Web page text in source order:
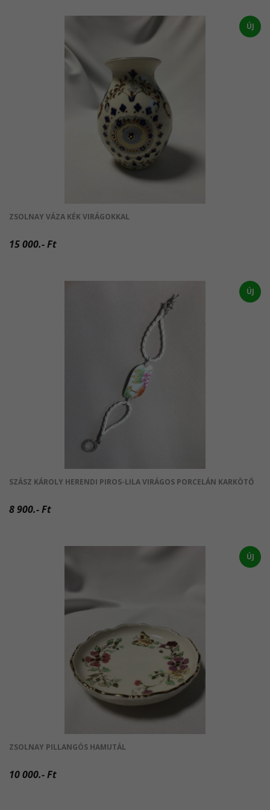
ÚJ
ZSOLNAY VÁZA KÉK VIRÁGOKKAL
15 000.- Ft
ÚJ
SZÁSZ KÁROLY HERENDI PIROS-LILA VIRÁGOS PORCELÁN KARKÖTŐ
8 900.- Ft
ÚJ
ZSOLNAY PILLANGÓS HAMUTÁL
10 000.- Ft